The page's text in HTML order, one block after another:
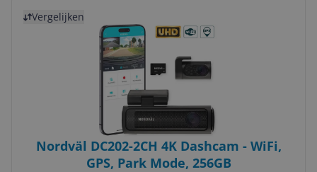
Vergelijken
Nordväl DC202-2CH 4K Dashcam - WiFi,
GPS, Park Mode, 256GB